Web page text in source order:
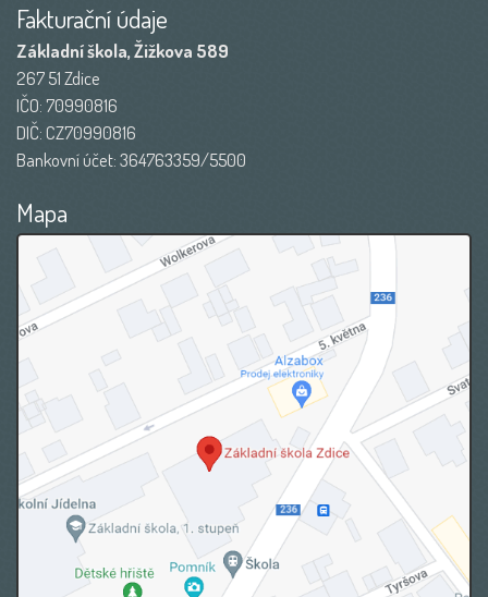
Fakturační údaje
Základní škola, Žižkova 589
267 51 Zdice
IČO: 70990816
DIČ: CZ70990816
Bankovní účet: 364763359/5500
Mapa